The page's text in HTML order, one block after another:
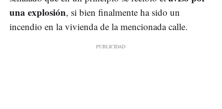
una explosión, si bien finalmente ha sido un
incendio en la vivienda de la mencionada calle.